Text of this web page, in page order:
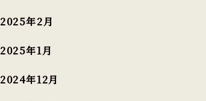
2025年2月
2025年1月
2024年12月